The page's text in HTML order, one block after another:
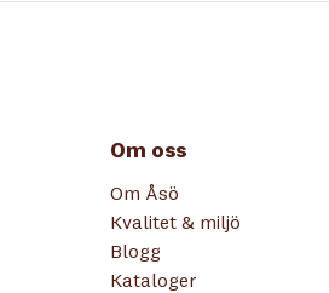
Om oss
Om Åsö
Kvalitet & miljö
Blogg
Kataloger